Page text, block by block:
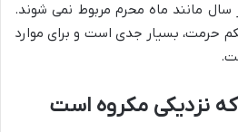
مانند ماه محرم مربوط نمی شوند.
حرمت، بسیار جدی است و برای موارد
نزدیکی مکروه است